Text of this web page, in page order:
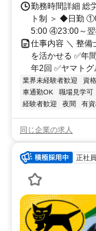
勤務時間詳細 総
ト制 ＞ ◆日勤
5:00 ④23:00～翌
仕事内容 ＼ 整備
を活かせる ✅年
年2回 ✅ヤマト
業界未経験者歓迎 資
車通勤OK
職場見学可
経験者歓迎
夜間 有
同じ企業の求人
正社員